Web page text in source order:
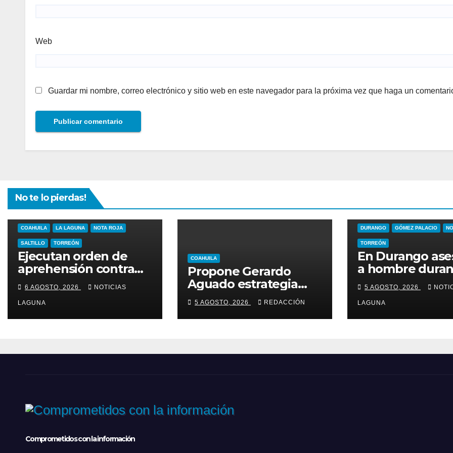
Web
Guardar mi nombre, correo electrónico y sitio web en este navegador para la próxima vez que haga un
No te lo pierdas!
COAHUILA LA LAGUNA NOTA ROJA
SALTILLO TORREÓN
Ejecutan orden de
aprehensión contra
Chad “N”
6 AGOSTO, 2026 NOTICIAS
LAGUNA
COAHUILA
Propone Gerardo
Aguado estrategia
nacional para
combatir el despojo
de inmuebles
5 AGOSTO, 2026 REDACCIÓN
DURANGO GÓMEZ PALACIO
TORREÓN
En Durango
a hombre
en el Infonavit
Guadalupe
5 AGOSTO, 2026
LAGUNA
Comprometidos con la información